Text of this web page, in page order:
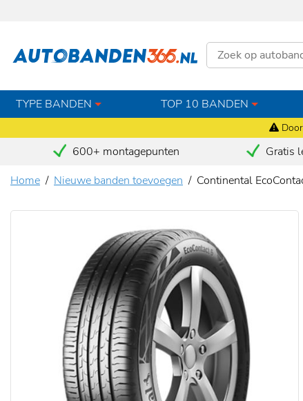
Door
TYPE BANDEN TOP 10 BANDEN
600+ montagepunten Gratis
Home
Nieuwe banden toevoegen Continental